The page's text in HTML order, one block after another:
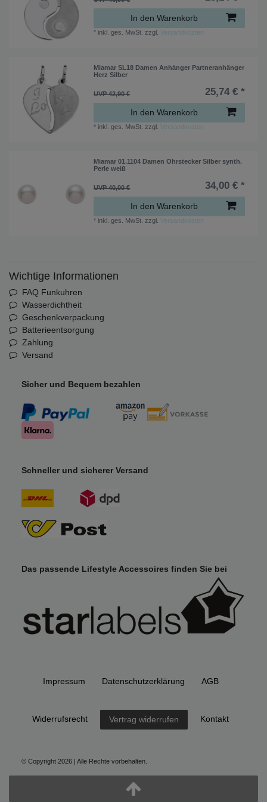
In den Warenkorb
* inkl. ges. MwSt. zzgl. Versandkosten
Miamar SL18 Damen Anhänger Partneranhänger
Herz Silber
UVP 42,90 € 25,74 € *
In den Warenkorb
* inkl. ges. MwSt. zzgl. Versandkosten
Miamar 01.1104 Damen Ohrstecker Silber synth.
Perle weiß
UVP 40,00 € 34,00 € *
In den Warenkorb
* inkl. ges. MwSt. zzgl. Versandkosten
Wichtige Informationen
FAQ Funkuhren
Wasserdichtheit
Geschenkverpackung
Batterieentsorgung
Zahlung
Versand
Sicher und Bequem bezahlen
Schneller und sicherer Versand
Das passende Lifestyle Accessoires finden Sie bei
Impressum Daten­schutz­erklärung AGB
Widerrufs­recht Vertrag widerrufen Kontakt
© Copyright 2026 | Alle Rechte vorbehalten.